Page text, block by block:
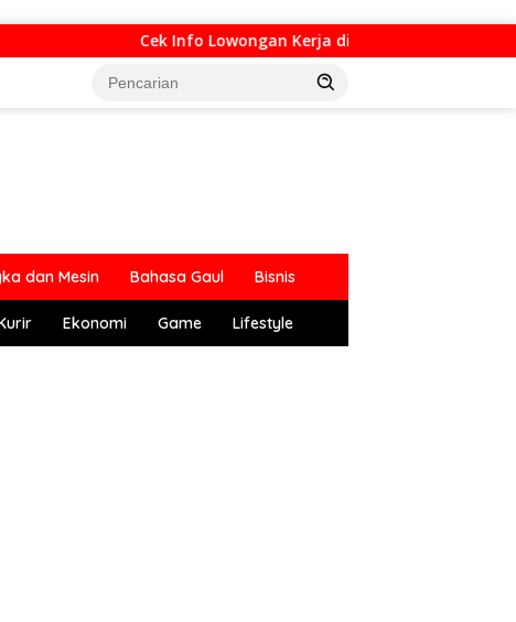
Cek Info Lowongan Kerja di Bandung Raya Update
dan Mesin Bahasa Gaul Bisnis
Ekonomi Game Lifestyle